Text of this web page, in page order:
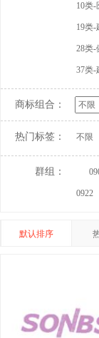
10类-
19类-
28类-
37类-
商标组合：
热门标签： 不限
群组：
0922
默认排序